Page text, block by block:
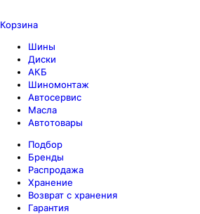
Корзина
Шины
Диски
АКБ
Шиномонтаж
Автосервис
Масла
Автотовары
Подбор
Бренды
Распродажа
Хранение
Возврат с хранения
Гарантия